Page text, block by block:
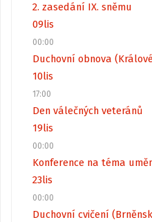
2. zasedání IX. sněmu
09lis
00:00
Duchovní obnova
10lis
17:00
Den válečných veteránů
19lis
00:00
Konference na téma
23lis
00:00
Duchovní cvičení